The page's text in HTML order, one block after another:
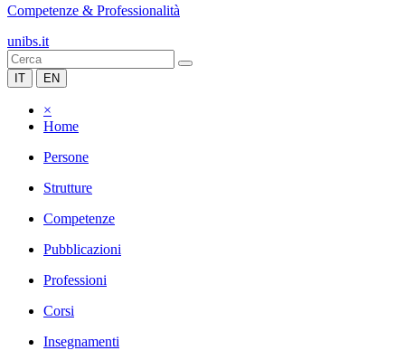
Competenze & Professionalità
unibs.it
IT EN
×
Home
Persone
Strutture
Competenze
Pubblicazioni
Professioni
Corsi
Insegnamenti